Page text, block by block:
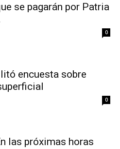
se pagarán por Patria
0
encuesta sobre
0
las próximas horas